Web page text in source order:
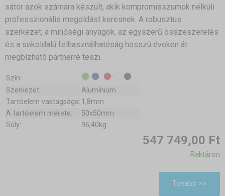
sátor azok számára készült, akik kompromisszumok nélküli
professzionális megoldást keresnek. A robusztus
szerkezet, a minőségi anyagok, az egyszerű összeszerelés
és a sokoldalú felhasználhatóság hosszú éveken át
megbízható partnerré teszi.
Szín:
Szerkezet:
Alumínium
Tartóelem vastagsága: 1,8mm
A tartóelem mérete:
50x50mm
Súly:
96,40kg
547 749,00 Ft
Raktáron
Tovább >>